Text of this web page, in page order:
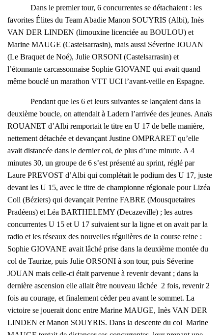
Dans le premier tour, 6 concurrentes se détachaient : les
favorites Élites du Team Abadie Manon SOUYRIS (Albi), Inès
VAN DER LINDEN (limouxine licenciée au BOULOU) et
Marine MAUGE (Castelsarrasin), mais aussi Séverine JOUAN
(Le Braquet de Noé), Julie ORSONI (Castelsarrasin) et
l’étonnante carcassonnaise Sophie GIOVANE qui avait quand
même bouclé un marathon VTT UCI l’avant-veille en Espagne.
Pendant que les 6 et leurs suivantes se lançaient dans la
deuxième boucle, on attendait à Ladern l’arrivée des jeunes. Anaïs
ROUANET d’Albi remportait le titre en U 17 de belle manière,
nettement détachée et devançant Justine OMPRARET qu’elle
avait distancée dans le dernier col, de plus d’une minute. A 4
minutes 30, un groupe de 6 s’est présenté au sprint, réglé par
Laure PREVOST d’Albi qui complétait le podium des U 17, juste
devant les U 15, avec le titre de championne régionale pour Lizéa
Coll (Béziers) qui devançait Perrine FABRE (Mousquetaires
Pradéens) et Léa BARTHELEMY (Decazeville) ; les autres
concurrentes U 15 et U 17 suivaient sur la ligne et on avait par la
radio et les réseaux des nouvelles régulières de la course reine :
Sophie GIOVANE avait lâché prise dans la deuxième montée du
col de Taurize, puis Julie ORSONI à son tour, puis Séverine
JOUAN mais celle-ci était parvenue à revenir devant ; dans la
dernière ascension elle allait être nouveau lâchée 2 fois, revenir 2
fois au courage, et finalement céder peu avant le sommet. La
victoire se jouerait donc entre Marine MAUGE, Inès VAN DER
LINDEN et Manon SOUYRIS. Dans la descente du col Marine